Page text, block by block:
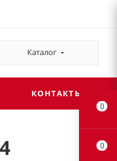
Каталог
КОНТАКТЫ
0
0